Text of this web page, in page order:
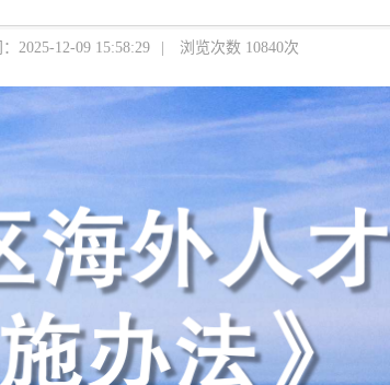
2025-12-09 15:58:29 浏览次数 10840次